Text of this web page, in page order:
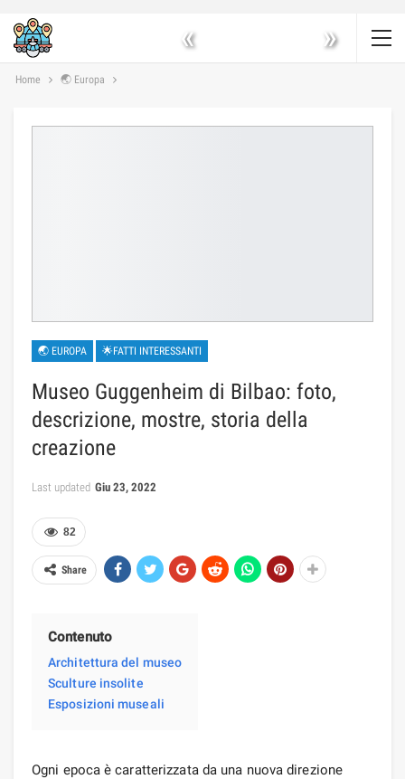
« »
Home 🌏 Europa
🌏 EUROPA 🌟FATTI INTERESSANTI
Museo Guggenheim di Bilbao: foto,
descrizione, mostre, storia della
creazione
Last updated Giu 23, 2022
82
Share
Contenuto
Architettura del museo
Sculture insolite
Esposizioni museali
Ogni epoca è caratterizzata da una nuova direzione